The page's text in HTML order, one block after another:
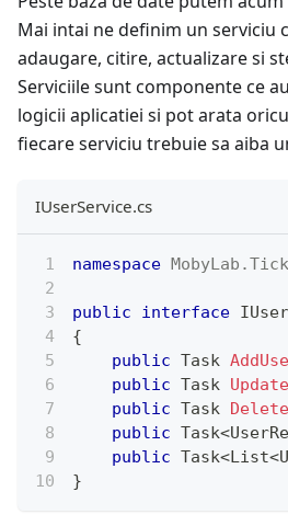
Mai intai ne definim un serviciu
adaugare, citire, actualizare si
Serviciile sunt componente ce
logicii aplicatiei si pot arata
fiecare serviciu trebuie sa aiba
IUserService.cs
namespace MobyLab .
public interface
{
public Task
public Task
public Task
public Task<
public Task<List<
}